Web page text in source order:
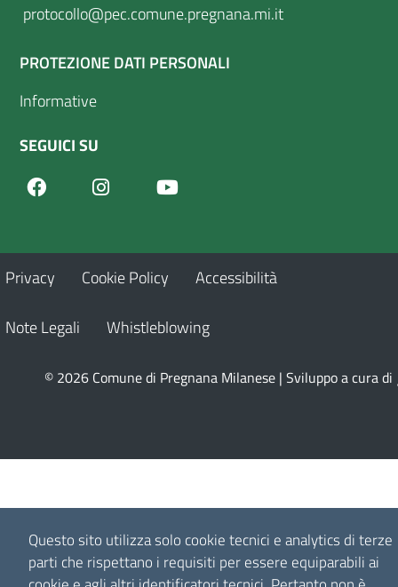
Questo sito utilizza solo cookie tecnici e analytics di terze
parti che rispettano i requisiti per essere equiparabili ai
protocollo@pec.comune.pregnana.mi.it
PROTEZIONE DATI PERSONALI
Informative
SEGUICI SU
FacebookInstagram
Privacy Cookie Policy Accessibilità
Note Legali Whistleblowing
© 2026 Comune di Pregnana Milanese | Sviluppo a cura di